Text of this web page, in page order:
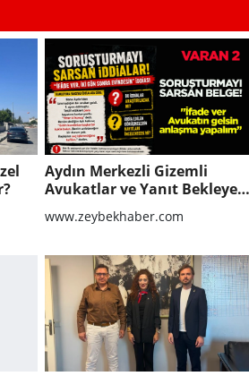
Aydın Merkezli Gizemli
Avukatlar ve Yanıt Bekleyen
www.zeybekhaber.com